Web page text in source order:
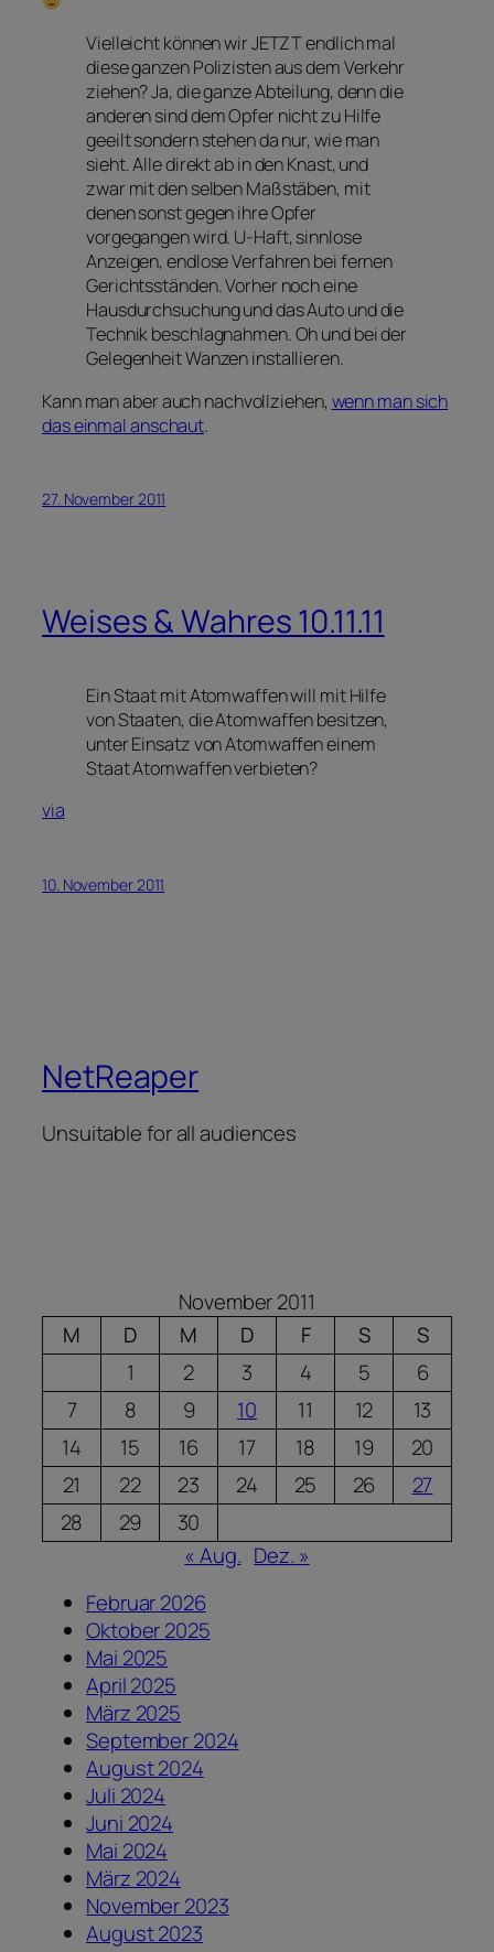
Vielleicht können wir JETZT endlich mal
diese ganzen Polizisten aus dem Verkehr
ziehen? Ja, die ganze Abteilung, denn die
anderen sind dem Opfer nicht zu Hilfe
geeilt sondern stehen da nur, wie man
sieht. Alle direkt ab in den Knast, und
zwar mit den selben Maßstäben, mit
denen sonst gegen ihre Opfer
vorgegangen wird. U-Haft, sinnlose
Anzeigen, endlose Verfahren bei fernen
Gerichtsständen. Vorher noch eine
Hausdurchsuchung und das Auto und die
Technik beschlagnahmen. Oh und bei der
Gelegenheit Wanzen installieren.
Kann man aber auch nachvollziehen, wenn man sich
das einmal anschaut.
27. November 2011
Weises & Wahres 10.11.11
Ein Staat mit Atomwaffen will mit Hilfe
von Staaten, die Atomwaffen besitzen,
unter Einsatz von Atomwaffen einem
Staat Atomwaffen verbieten?
via
10. November 2011
NetReaper
Unsuitable for all audiences
November 2011
M
D M D F S
S
1
2 3 4 5
6
7
8 9 10 11 12
13
14
15 16 17 18 19
20
21
22 23 24 25 26
27
28
29
30
« Aug. Dez. »
Februar 2026
Oktober 2025
Mai 2025
April 2025
März 2025
September 2024
August 2024
Juli 2024
Juni 2024
Mai 2024
März 2024
November 2023
August 2023